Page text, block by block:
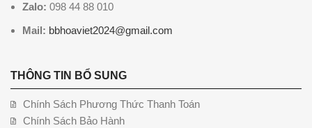
Zalo: 098 44 88 010
Mail: bbhoaviet2024@gmail.com
THÔNG TIN BỔ SUNG
Chính Sách Phương Thức Thanh Toán
Chính Sách Bảo Hành